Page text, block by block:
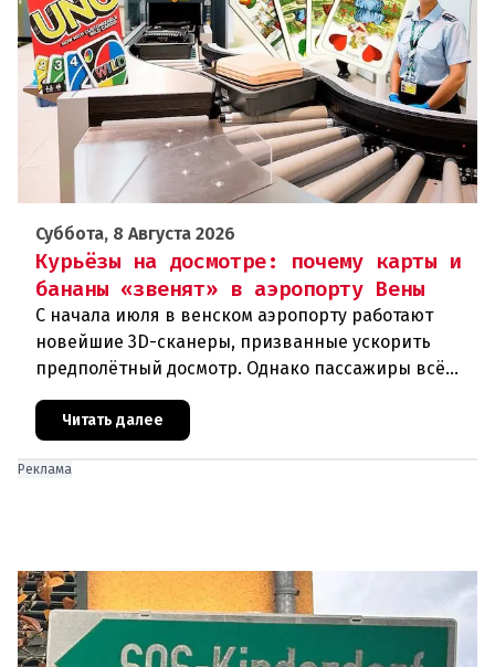
Суббота, 8 Августа 2026
Курьёзы на досмотре: почему карты и
бананы «звенят» в аэропорту Вены
С начала июля в венском аэропорту работают
новейшие 3D-сканеры, призванные ускорить
предполётный досмотр. Однако пассажиры всё
отправляют на дополнительную пров
Читать далее
Реклама